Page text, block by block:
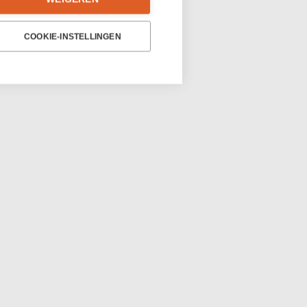
COOKIE-INSTELLINGEN